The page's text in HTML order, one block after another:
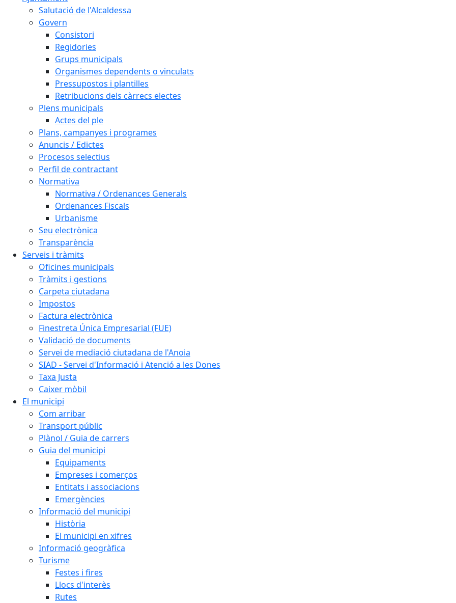
Salutació de l'Alcaldessa
Govern
Consistori
Regidories
Grups municipals
Organismes dependents o vinculats
Pressupostos i plantilles
Retribucions dels càrrecs electes
Plens municipals
Actes del ple
Plans, campanyes i programes
Anuncis / Edictes
Procesos selectius
Perfil de contractant
Normativa
Normativa / Ordenances Generals
Ordenances Fiscals
Urbanisme
Seu electrònica
Transparència
Serveis i tràmits
Oficines municipals
Tràmits i gestions
Carpeta ciutadana
Impostos
Factura electrònica
Finestreta Única Empresarial (FUE)
Validació de documents
Servei de mediació ciutadana de l'Anoia
SIAD - Servei d'Informació i Atenció a les Dones
Taxa Justa
Caixer mòbil
El municipi
Com arribar
Transport públic
Plànol / Guia de carrers
Guia del municipi
Equipaments
Empreses i comerços
Entitats i associacions
Emergències
Informació del municipi
Història
El municipi en xifres
Informació geogràfica
Turisme
Festes i fires
Llocs d'interès
Rutes